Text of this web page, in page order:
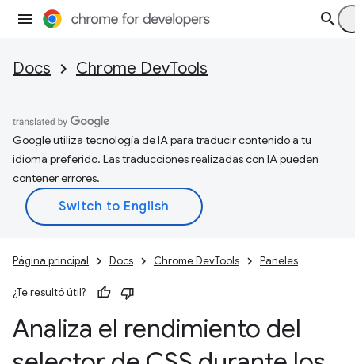
Docs Chrome DevTools
Google utiliza tecnología de IA para traducir contenido a tu
idioma preferido. Las traducciones realizadas con IA pueden
contener errores.
Página principal Docs Chrome DevTools Paneles
¿Te resultó útil?
Analiza el rendimiento del